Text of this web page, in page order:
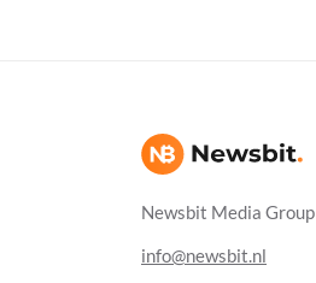
Newsbit Media Group
info@newsbit.nl